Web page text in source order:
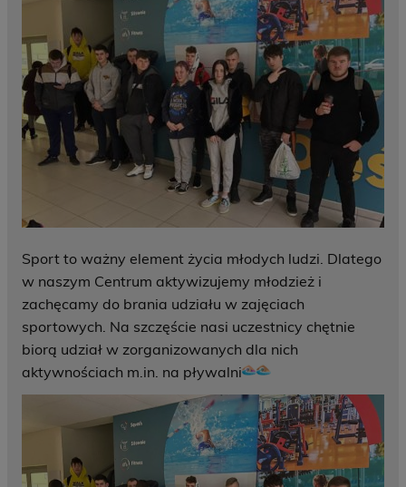
Sport to ważny element życia młodych ludzi. Dlatego
w naszym Centrum aktywizujemy młodzież i
zachęcamy do brania udziału w zajęciach
sportowych. Na szczęście nasi uczestnicy chętnie
biorą udział w zorganizowanych dla nich
aktywnościach m.in. na pływalni